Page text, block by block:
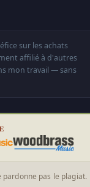
sur les achats
affilié à d'autres
mon travail — sans
pardonne pas le plagiat.